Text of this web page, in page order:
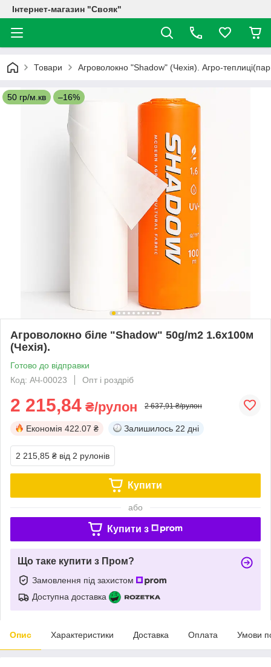
Інтернет-магазин "Свояк"
Товари Агроволокно "Shadow" (Чехія). Агро-
50 гр/м.кв –16%
Агроволокно біле "Shadow" 50g/m2 1.6х100м
(Чехія).
Готово до відправки
Код: АЧ-00023
Опт і роздріб
2 215,84 ₴/рулон 2 637,91 ₴/рулон
Економія 422.07 ₴ Залишилось 22 дні
2 215,85 ₴ від 2 рулонів
Купити
або
Купити з
Що таке купити з Пром?
Замовлення під захистом
Доступна доставка
Опис Характеристики Доставка Оплата Умови